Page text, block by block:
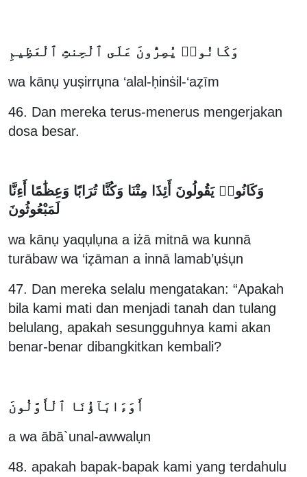
wa kānụ yuṣirrụna ‘alal-ḥinṡil-‘aẓīm
46. Dan mereka terus-menerus mengerjakan
dosa besar.
وَكَانُوا۟ يَقُولُونَ أَئِذَا مِتْنَا وَكُنَّا تُرَابًا وَعِظَٰمًا أَءِنَّا
لَمَبْعُوثُونَ
wa kānụ yaqụlụna a iżā mitnā wa kunnā
turābaw wa ‘iẓāman a innā lamab’ụṡụn
47. Dan mereka selalu mengatakan: “Apakah
bila kami mati dan menjadi tanah dan tulang
belulang, apakah sesungguhnya kami akan
benar-benar dibangkitkan kembali?
a wa ābā`unal-awwalụn
48. apakah bapak-bapak kami yang terdahulu